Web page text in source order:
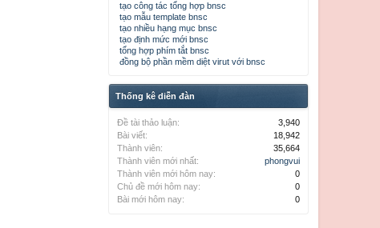
tạo công tác tổng hợp bnsc
tạo mẫu template bnsc
tạo nhiều hạng mục bnsc
tạo định mức mới bnsc
tổng hợp phím tắt bnsc
đồng bộ phần mềm diệt virut với bnsc
Thống kê diễn đàn
Đề tài thảo luận:
3,940
Bài viết:
18,942
Thành viên:
35,664
Thành viên mới nhất:
phongvui
Thành viên mới hôm nay:
0
Chủ đề mới hôm nay:
0
Bài mới hôm nay:
0